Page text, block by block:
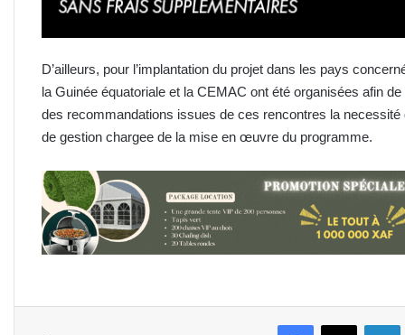
D’ailleurs, pour l’implantation du projet dans les pays
la Guinée équatoriale et la CEMAC ont été organisées afin
des recommandations issues de ces rencontres la necessité
de gestion chargee de la mise en œuvre du programme.
FacebookX